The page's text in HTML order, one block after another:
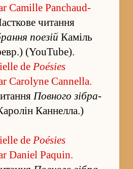
Camille Panchaud-
чита­ння
поезій Каміль
(YouTube).
de Poésies
Carolyne Cannella.
Повного зі­бра­
Кан­нел­ла.)
de Poésies
Daniel Paquin.